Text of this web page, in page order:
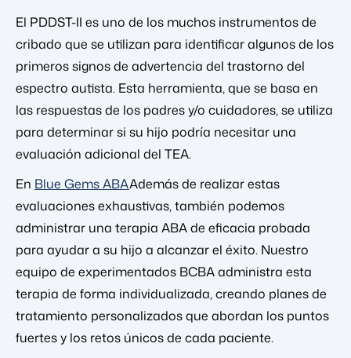
El PDDST-II es uno de los muchos instrumentos de
cribado que se utilizan para identificar algunos de los
primeros signos de advertencia del trastorno del
espectro autista. Esta herramienta, que se basa en
las respuestas de los padres y/o cuidadores, se utiliza
para determinar si su hijo podría necesitar una
evaluación adicional del TEA.
En Blue Gems ABAAdemás de realizar estas
evaluaciones exhaustivas, también podemos
administrar una terapia ABA de eficacia probada
para ayudar a su hijo a alcanzar el éxito. Nuestro
equipo de experimentados BCBA administra esta
terapia de forma individualizada, creando planes de
tratamiento personalizados que abordan los puntos
fuertes y los retos únicos de cada paciente.